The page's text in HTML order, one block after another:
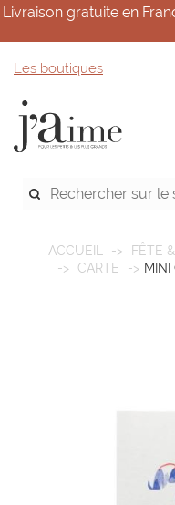
Livraison gratuite en
Les boutiques
ACCUEIL FÊTE
CARTE
MINI